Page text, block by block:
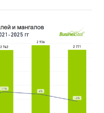
тематики
форумы)
и мониторингов
агентств
Bain, McKinsey,
Thomson Reuters,